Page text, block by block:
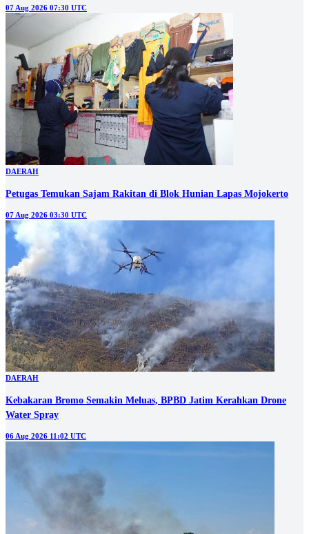
07 Aug 2026 07:30 UTC
DAERAH
Petugas Temukan Sajam Rakitan di Blok Hunian Lapas Mojokerto
07 Aug 2026 03:30 UTC
DAERAH
Kebakaran Bromo Semakin Meluas, BPBD Jatim Kerahkan Drone
Water Spray
06 Aug 2026 11:02 UTC